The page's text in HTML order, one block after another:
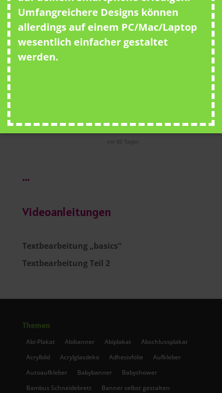
...
Videoanleitungen
Textbearbeitung „basics“
Textbearbeitung Teil 2
Themen
Abi-Plakat Abibanner Abiplakat
Abschlussplakat
Acrylbild
Acrylglasdeko Adhesivfolie
Aufkleber
Autoaufkleber
Babybanner
Babyshower
Bambus Schneidebrett
Banner selbst gestalten
Umfangreichere Designs können
allerdings auf einem PC/Mac/Laptop
wesentlich einfacher gestaltet
werden.